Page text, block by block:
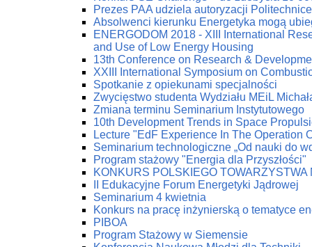
Prezes PAA udziela autoryzacji
Absolwenci kierunku Energetyka mogą
ENERGODOM 2018 - XIII International
and Use of Low Energy Housing
13th Conference on Research &
XXIII International Symposium on
Spotkanie z opiekunami specjalności
Zwycięstwo studenta Wydziału MEiL
Zmiana terminu Seminarium Instytutowego
10th Development Trends in Space
Lecture "EdF Experience In The Operation
Seminarium technologiczne „Od nauki do
Program stażowy "Energia dla Przyszłości"
KONKURS POLSKIEGO
II Edukacyjne Forum Energetyki Jądrowej
Seminarium 4 kwietnia
Konkurs na pracę inżynierską o tematyce
PIBOA
Program Stażowy w Siemensie